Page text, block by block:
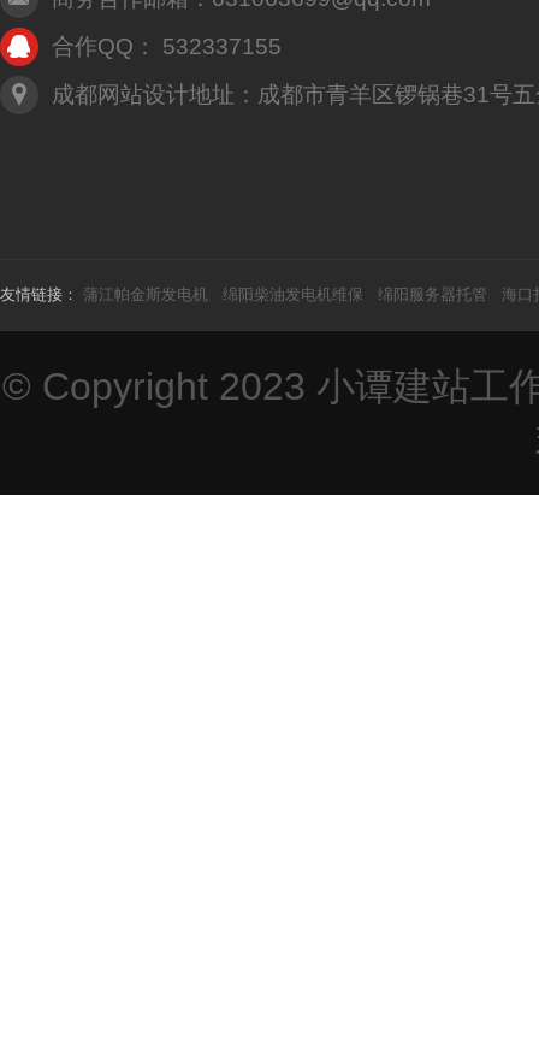
合作QQ： 532337155
成都网站设计地址：成都市青羊区锣锅巷31号
友情链接： 蒲江帕金斯发电机 绵阳柴油发电机维保 绵阳服务器托管 海口
© Copyright 2023 小谭建站工